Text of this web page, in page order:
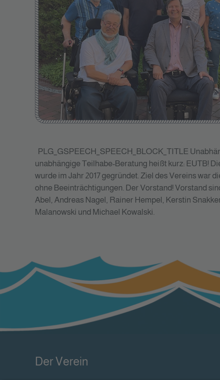
PLG_GSPEECH_SPEECH_BLOCK_TITLE
unabhängige Teilhabe-Beratung heißt kurz: EUTB!
wurde im Jahr 2017 gegründet. Ziel des Vereins war
ohne Beeinträchtigungen. Der Vorstand! Vorstand
Abel, Andreas Nagel, Rainer Hempel, Kerstin
Malanowski und Michael Kowalski.
Der Verein